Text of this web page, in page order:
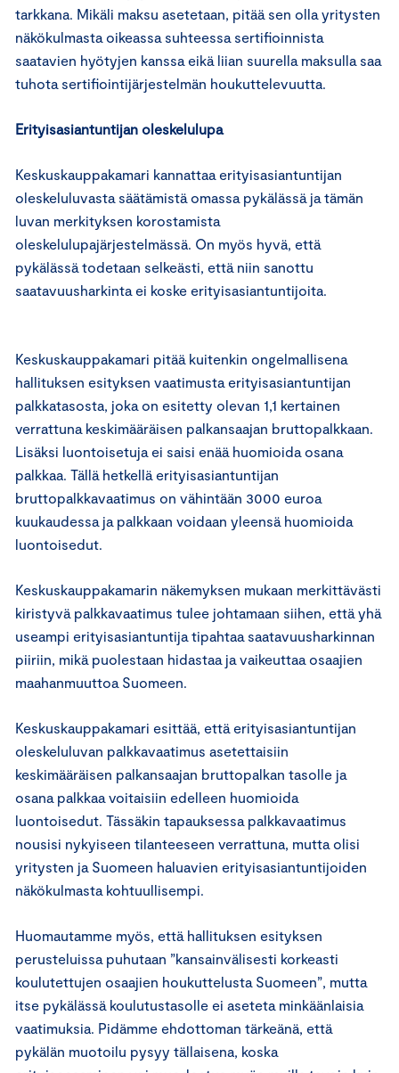
tarkkana. Mikäli maksu asetetaan, pitää sen olla yritysten
näkökulmasta oikeassa suhteessa sertifioinnista
saatavien hyötyjen kanssa eikä liian suurella maksulla saa
tuhota sertifiointijärjestelmän houkuttelevuutta.
Erityisasiantuntijan oleskelulupa
Keskuskauppakamari kannattaa erityisasiantuntijan
oleskeluluvasta säätämistä omassa pykälässä ja tämän
luvan merkityksen korostamista
oleskelulupajärjestelmässä. On myös hyvä, että
pykälässä todetaan selkeästi, että niin sanottu
saatavuusharkinta ei koske erityisasiantuntijoita.
Keskuskauppakamari pitää kuitenkin ongelmallisena
hallituksen esityksen vaatimusta erityisasiantuntijan
palkkatasosta, joka on esitetty olevan 1,1 kertainen
verrattuna keskimääräisen palkansaajan bruttopalkkaan.
Lisäksi luontoisetuja ei saisi enää huomioida osana
palkkaa. Tällä hetkellä erityisasiantuntijan
bruttopalkkavaatimus on vähintään 3000 euroa
kuukaudessa ja palkkaan voidaan yleensä huomioida
luontoisedut.
Keskuskauppakamarin näkemyksen mukaan merkittävästi
kiristyvä palkkavaatimus tulee johtamaan siihen, että yhä
useampi erityisasiantuntija tipahtaa saatavuusharkinnan
piiriin, mikä puolestaan hidastaa ja vaikeuttaa osaajien
maahanmuuttoa Suomeen.
Keskuskauppakamari esittää, että erityisasiantuntijan
oleskeluluvan palkkavaatimus asetettaisiin
keskimääräisen palkansaajan bruttopalkan tasolle ja
osana palkkaa voitaisiin edelleen huomioida
luontoisedut. Tässäkin tapauksessa palkkavaatimus
nousisi nykyiseen tilanteeseen verrattuna, mutta olisi
yritysten ja Suomeen haluavien erityisasiantuntijoiden
näkökulmasta kohtuullisempi.
Huomautamme myös, että hallituksen esityksen
perusteluissa puhutaan ”kansainvälisesti korkeasti
koulutettujen osaajien houkuttelusta Suomeen”, mutta
itse pykälässä koulutustasolle ei aseteta minkäänlaisia
vaatimuksia. Pidämme ehdottoman tärkeänä, että
pykälän muotoilu pysyy tällaisena, koska